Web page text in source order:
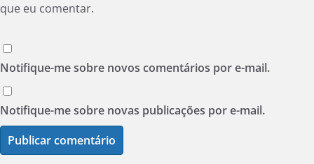
que eu comentar.
Notifique-me sobre novos comentários por e-mail.
Notifique-me sobre novas publicações por e-mail.